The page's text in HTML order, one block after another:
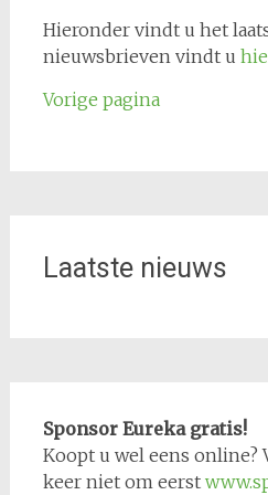
Hieronder vindt u het
nieuwsbrieven vindt u
Vorige pagina
Laatste nieuws
Sponsor Eureka gratis!
Koopt u wel eens online?
keer niet om eerst